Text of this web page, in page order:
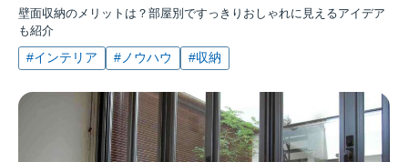
壁面収納のメリットは？部屋別ですっきりおしゃれに見えるアイデア
も紹介
#インテリア #ノウハウ #収納